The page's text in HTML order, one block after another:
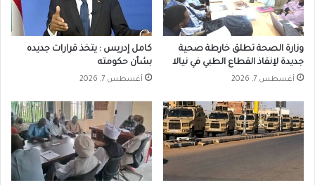
وزارة الصحة تطلق خارطة صحية
جديدة لإنقاذ القطاع الطبي في نيالا
أغسطس 7, 2026
كامل إدريس : يتخذ قرارات جديده
بشأن حكومته
أغسطس 7, 2026